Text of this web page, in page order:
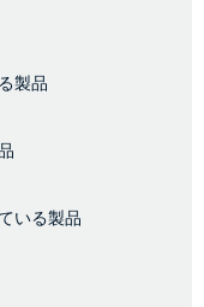
製品
いる製品